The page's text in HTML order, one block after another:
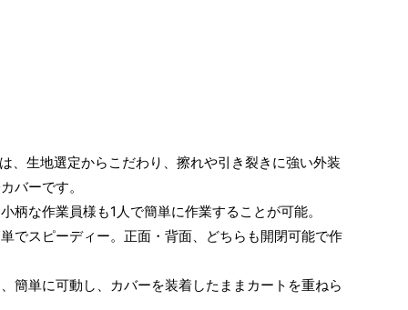
、生地選定からこだわり、擦れや引き裂きに強い外装
バーです。
柄な作業員様も1人で簡単に作業することが可能。
でスピーディー。正面・背面、どちらも開閉可能で作
簡単に可動し、カバーを装着したままカートを重ねら